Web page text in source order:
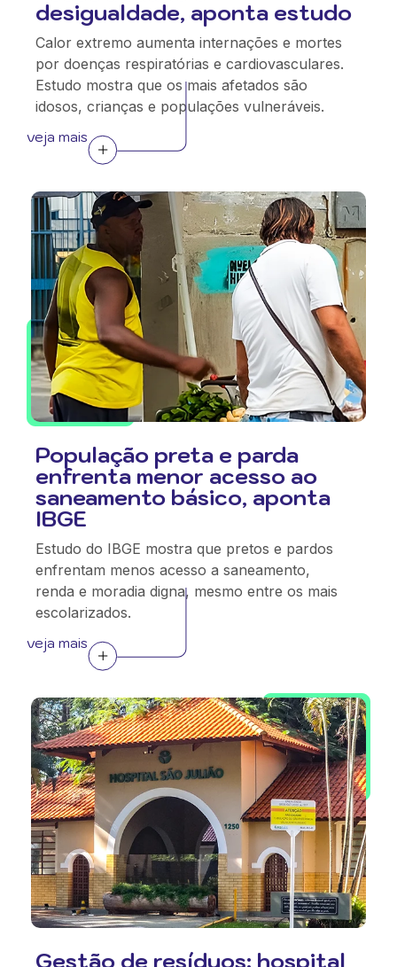
desigualdade, aponta estudo
Calor extremo aumenta internações e mortes
por doenças respiratórias e cardiovasculares.
Estudo mostra que os mais afetados são
idosos, crianças e populações vulneráveis.
veja mais
População preta e parda
enfrenta menor acesso ao
saneamento básico, aponta
IBGE
Estudo do IBGE mostra que pretos e pardos
enfrentam menos acesso a saneamento,
renda e moradia digna, mesmo entre os mais
escolarizados.
veja mais
Gestão de resíduos: hospital